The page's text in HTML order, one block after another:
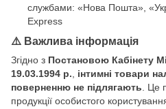
службами: «Нова Пошта»,
Express
⚠️ Важлива інформація
Згідно з Постановою Кабінету
19.03.1994 р., інтимні товари
поверненню не підлягають. Це
продукції особистого